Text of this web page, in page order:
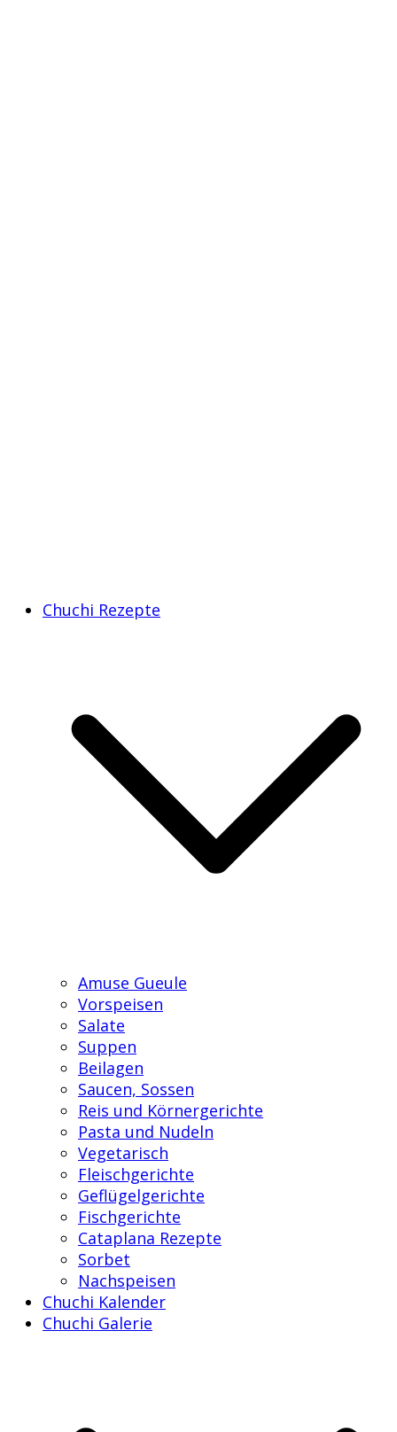
Chuchi Rezepte
Amuse Gueule
Vorspeisen
Salate
Suppen
Beilagen
Saucen, Sossen
Reis und Körnergerichte
Pasta und Nudeln
Vegetarisch
Fleischgerichte
Geflügelgerichte
Fischgerichte
Cataplana Rezepte
Sorbet
Nachspeisen
Chuchi Kalender
Chuchi Galerie